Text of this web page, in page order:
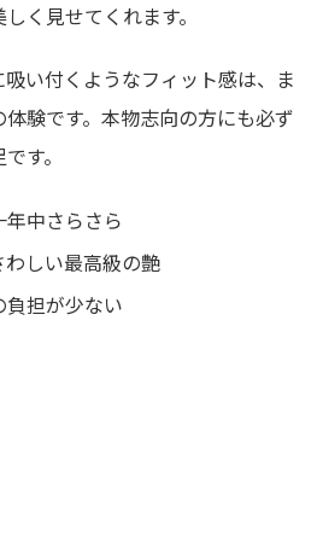
く見せてくれます。
い付くようなフィット感は、ま
験です。本物志向の方にも必ず
す。
中さらさら
わしい最高級の艶
担が少ない